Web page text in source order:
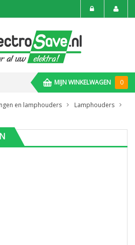
MIJN WINKELWAGEN 0
en lamphouders
Lamphouders